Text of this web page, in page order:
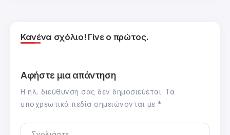
Κανένα σχόλιο! Γίνε ο πρώτος.
Αφήστε μια απάντηση
Η ηλ. διεύθυνση σας δεν δημοσιεύεται. Τα
υποχρεωτικά πεδία σημειώνονται με *